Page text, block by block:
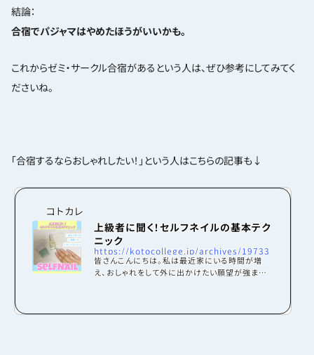
結論：
合宿でパジャマはやめたほうがいいかも。
これからゼミ・サークル合宿があるという人は、ぜひ参考にしてみてく
ださいね。
「合宿するならおしゃれしたい！」という人はこちらの記事も↓
コトカレ
上級者に聞く！セルフネイルの基本テク
ニック
https://kotocollege.jp/archives/19733
皆さんこんにちは。私は最近家にいる時間が増
え、おしゃれをして外に出かけたい願望が強まって